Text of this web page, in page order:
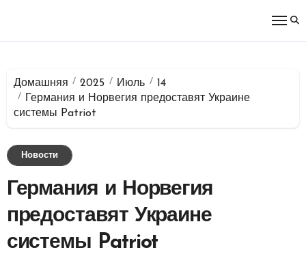
Домашняя 2025 Июль
14
Германия и Норвегия предоставят Украине
системы Patriot
Новости
Германия и Норвегия
предоставят Украине
системы Patriot